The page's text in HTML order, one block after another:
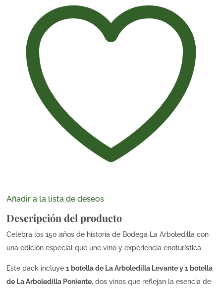
visitas
cantidad
Añadir a la lista de deseos
Descripción del producto
Celebra los 150 años de historia de Bodega La Arboledilla con
una edición especial que une vino y experiencia enoturística.
Este pack incluye1 botella de La Arboledilla Levante y 1 botella
de La Arboledilla Poniente, dos vinos que reflejan la esencia de